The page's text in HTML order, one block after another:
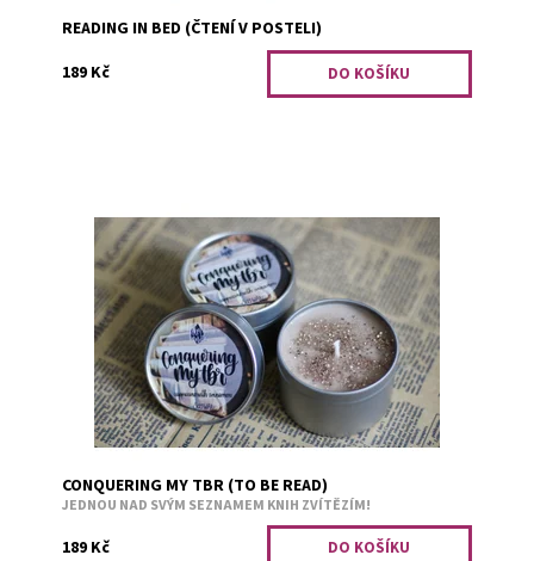
READING IN BED (ČTENÍ V POSTELI)
189 Kč
Vůně cappuccina se skořicí.
Dostupnost:
Skladem 1
Kód:
1575
CONQUERING MY TBR (TO BE READ)
JEDNOU NAD SVÝM SEZNAMEM KNIH ZVÍTĚZÍM!
189 Kč